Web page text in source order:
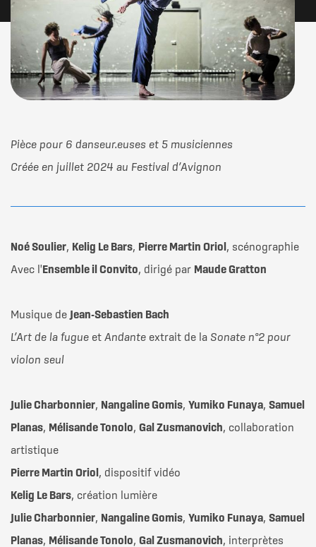
MOINS DE
2H30
MOINS DE
2H50
MOINS DE
50
1H 1H15
1H30 2H
3H 4H
PAYANT
TOUT GRAND-THÉÂTRE — GRANDE SALLE
Description
du
spectacle
Pièce pour 6 danseur.euses et 5 musiciennes
Créée en juillet 2024 au Festival d’Avignon
Noé Soulier, Kelig Le Bars, Pierre Martin Oriol, scénographie
Avec l'Ensemble il Convito, dirigé par Maude Gratton
Musique de Jean-Sebastien Bach
L’Art de la fugue et Andante extrait de la Sonate n°2 pour
violon seul
Julie Charbonnier, Nangaline Gomis, Yumiko Funaya, Samuel
Planas, Mélisande Tonolo, Gal Zusmanovich, collaboration
artistique
Pierre Martin Oriol, dispositif vidéo
Kelig Le Bars, création lumière
Julie Charbonnier, Nangaline Gomis, Yumiko Funaya, Samuel
Planas, Mélisande Tonolo, Gal Zusmanovich, interprètes